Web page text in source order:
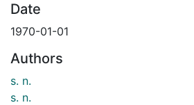
Date
1970-01-01
Authors
s. n.
s. n.